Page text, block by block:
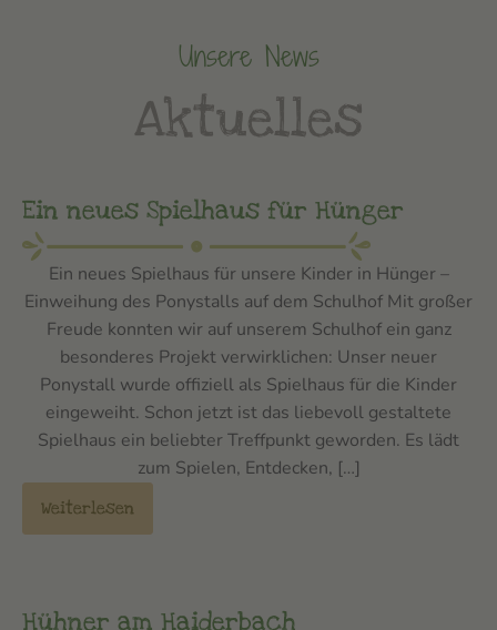
Unsere News
Aktuelles
Ein neues Spielhaus für Hünger
Ein neues Spielhaus für unsere Kinder in Hünger –
Einweihung des Ponystalls auf dem Schulhof Mit großer
Freude konnten wir auf unserem Schulhof ein ganz
besonderes Projekt verwirklichen: Unser neuer
Ponystall wurde offiziell als Spielhaus für die Kinder
eingeweiht. Schon jetzt ist das liebevoll gestaltete
Spielhaus ein beliebter Treffpunkt geworden. Es lädt
zum Spielen, Entdecken, […]
Weiterlesen
Hühner am Haiderbach